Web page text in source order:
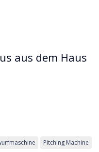
aus dem Haus
Pitching Machine